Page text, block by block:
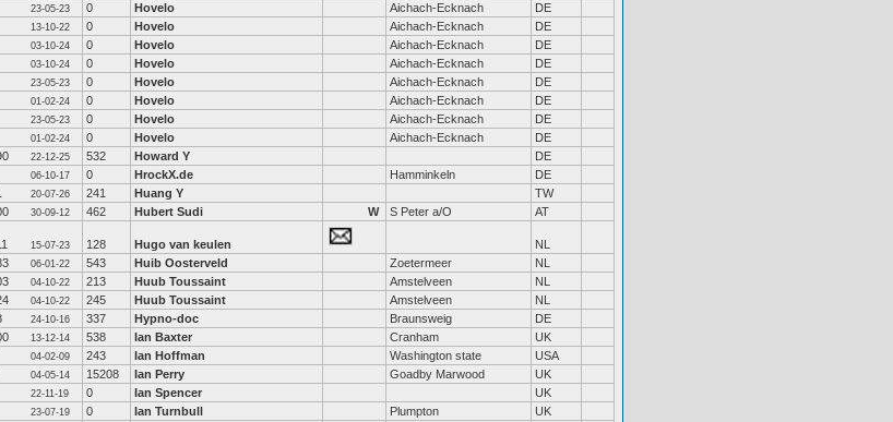
23-05-23 0 Hovelo Aichach-Ecknach
DE
13-10-22 0 Hovelo Aichach-Ecknach
DE
03-10-24 0 Hovelo Aichach-Ecknach
DE
03-10-24 0 Hovelo Aichach-Ecknach
DE
23-05-23 0 Hovelo Aichach-Ecknach
DE
01-02-24 0 Hovelo Aichach-Ecknach
DE
23-05-23 0 Hovelo Aichach-Ecknach
DE
01-02-24 0 Hovelo Aichach-Ecknach
DE
22-12-25 532 Howard Y
DE
06-10-17 0 HrockX.de Hamminkeln
DE
20-07-26 241 Huang Y
TW
30-09-12 462 Hubert Sudi W S Peter a/O AT
15-07-23 128 Hugo van keulen
NL
06-01-22 543 Huib Oosterveld Zoetermeer
NL
04-10-22 213 Huub Toussaint Amstelveen
NL
04-10-22 245 Huub Toussaint Amstelveen
NL
24-10-16 337 Hypno-doc Braunsweig
DE
13-12-14 538 Ian Baxter Cranham
UK
04-02-09 243 Ian Hoffman Washington state
USA
04-05-14 15208 Ian Perry Goadby Marwood
UK
22-11-19 0 Ian Spencer
UK
23-07-19 0 Ian Turnbull Plumpton
UK